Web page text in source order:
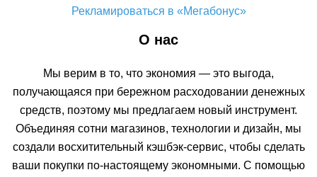
Рекламироваться в «Мегабонус»
О нас
Мы верим в то, что экономия — это выгода,
получающаяся при бережном расходовании денежных
средств, поэтому мы предлагаем новый инструмент.
Объединяя сотни магазинов, технологии и дизайн, мы
создали восхитительный кэшбэк-сервис, чтобы сделать
ваши покупки по-настоящему экономными. С помощью